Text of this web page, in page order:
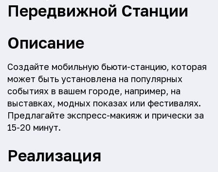
Передвижной Станции
Описание
Создайте мобильную бьюти-станцию, которая
может быть установлена на популярных
событиях в вашем городе, например, на
выставках, модных показах или фестивалях.
Предлагайте экспресс-макияж и прически за
15-20 минут.
Реализация